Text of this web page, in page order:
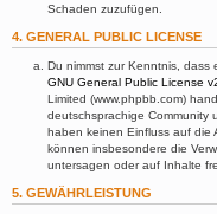
Schaden zuzufügen.
4. GENERAL PUBLIC LICENSE
Du nimmst zur Kenntnis, dass
GNU General Public License
Limited (www.phpbb.com)
deutschsprachige Community
haben keinen Einfluss auf die
können insbesondere die
untersagen oder auf Inhalte
5. GEWÄHRLEISTUNG